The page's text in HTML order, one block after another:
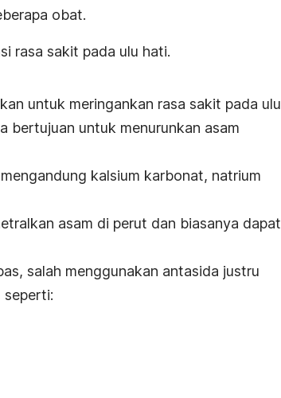
obat.
rasa sakit pada ulu hati.
untuk meringankan rasa sakit pada ulu
bertujuan untuk menurunkan asam
kalsium karbonat, natrium
asam di perut dan biasanya dapat
salah menggunakan antasida justru
seperti: